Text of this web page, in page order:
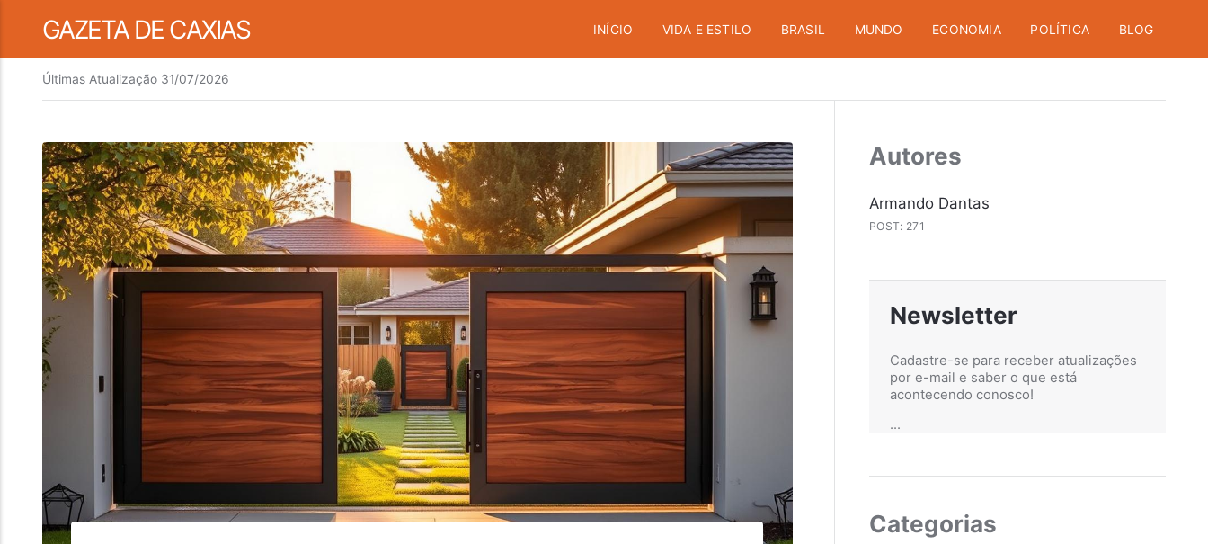
GAZETA DE CAXIAS INÍCIO VIDA E ESTILO BRASIL MUNDO ECONOMIA POLÍTICA BLOG
Últimas Atualização 31/07/2026
Autores
Armando Dantas
POST: 271
Newsletter
Cadastre-se para receber atualizações
por e-mail e saber o que está
acontecendo conosco!
...
Categorias